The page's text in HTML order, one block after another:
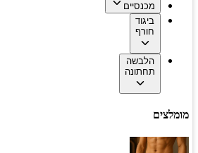
מכנסיים
ביגוד
חורף
הלבשה
תחתונה
מומלצים